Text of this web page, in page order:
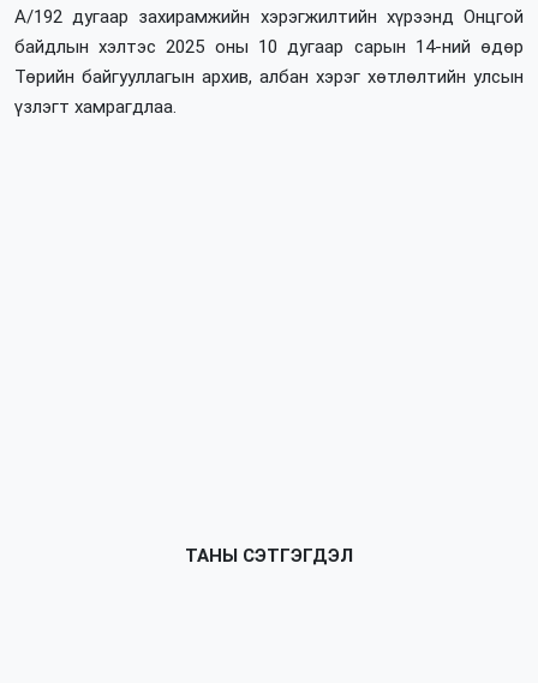
А/192 дугаар захирамжийн хэрэгжилтийн хүрээнд Онцгой
байдлын хэлтэс 2025 оны 10 дугаар сарын 14-ний өдөр
Төрийн байгууллагын архив, албан хэрэг хөтлөлтийн улсын
үзлэгт хамрагдлаа.
ТАНЫ СЭТГЭГДЭЛ